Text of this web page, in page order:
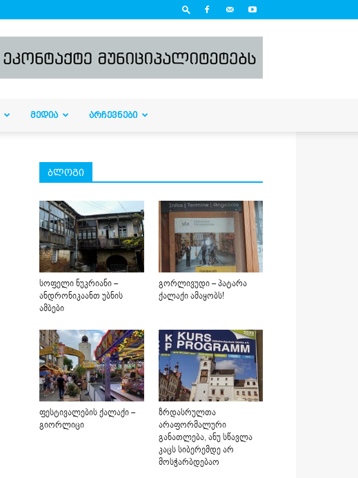
ᲛᲔᲓᲘᲐ ᲐᲠᲩᲔᲕᲜᲔᲑᲘ
ბლოგი
სოფელი ნუკრიანი –
ანდრონიკაანთ უბნის
ამბები
გორლივუდი – პატარა
ქალაქი ამაყობს!
ფესტივალების ქალაქი –
გიორლიცი
ზრდასრულთა
არაფორმალური
განათლება, ანუ სწავლა
კაცს სიბერემდე არ
მოსჭარბდებაო